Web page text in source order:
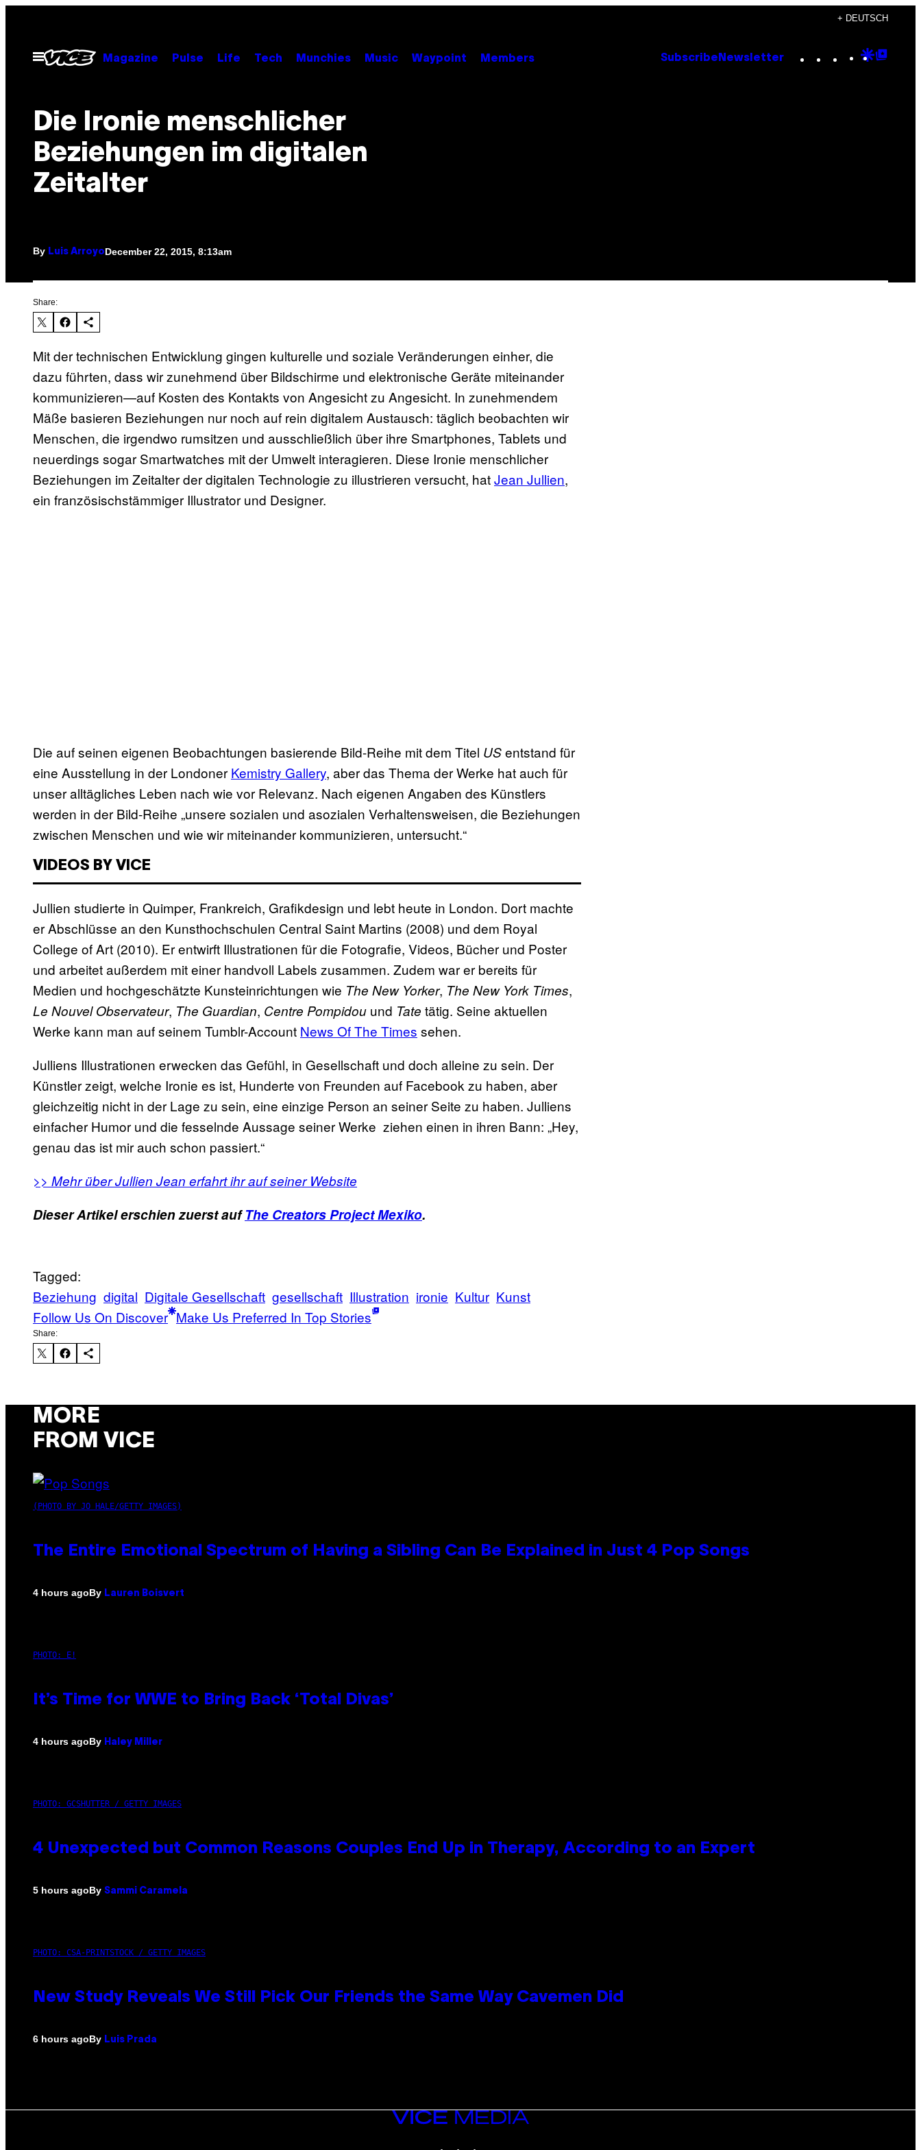
content
+ DEUTSCH
Open
Menu
Magazine Pulse Life Tech Munchies Music Waypoint Members Subscribe Newsletter Instagram
TikTok
YouTube
Google
Die Ironie menschlicher
Beziehungen im digitalen
Zeitalter
By Luis ArroyoDecember 22, 2015, 8:13am
Share:
Mit der technischen Entwicklung gingen kulturelle und soziale Veränderungen einher, die
dazu führten, dass wir zunehmend über Bildschirme und elektronische Geräte miteinander
kommunizieren—auf Kosten des Kontakts von Angesicht zu Angesicht. In zunehmendem
Mäße basieren Beziehungen nur noch auf rein digitalem Austausch: täglich beobachten wir
Menschen, die irgendwo rumsitzen und ausschließlich über ihre Smartphones, Tablets und
neuerdings sogar Smartwatches mit der Umwelt interagieren. Diese Ironie menschlicher
Beziehungen im Zeitalter der digitalen Technologie zu illustrieren versucht, hatJean Jullien,
ein französischstämmiger Illustrator und Designer.
Die auf seinen eigenen Beobachtungen basierende Bild-Reihe mit dem Titel USentstand für
eine Ausstellung in der Londoner Kemistry Gallery, aber das Thema der Werke hat auch für
unser alltägliches Leben nach wie vor Relevanz. Nach eigenen Angaben des Künstlers
werden in der Bild-Reihe „unsere sozialen und asozialen Verhaltensweisen, die Beziehungen
zwischen Menschen und wie wir miteinander kommunizieren, untersucht.“
VIDEOS BY VICE
Jullien studierte in Quimper, Frankreich, Grafikdesign und lebt heute in London. Dort machte
er Abschlüsse an den Kunsthochschulen Central Saint Martins (2008) und dem Royal
College of Art (2010). Er entwirft Illustrationen für die Fotografie, Videos, Bücher und Poster
und arbeitet außerdem mit einer handvoll Labels zusammen. Zudem war er bereits für
Medien und hochgeschätzte Kunsteinrichtungen wie The New Yorker, The New York Times,
Le Nouvel Observateur, The Guardian, Centre Pompidou und Tate tätig. Seine aktuellen
Werke kann man auf seinem Tumblr-Account News Of The Times sehen.
Julliens Illustrationen erwecken das Gefühl, in Gesellschaft und doch alleine zu sein. Der
Künstler zeigt, welche Ironie es ist, Hunderte von Freunden auf Facebook zu haben, aber
gleichzeitig nicht in der Lage zu sein, eine einzige Person an seiner Seite zu haben. Julliens
einfacher Humor und die fesselnde Aussage seiner Werke ziehen einen in ihren Bann: „Hey,
genau das ist mir auch schon passiert.“
>> Mehr über Jullien Jean erfahrt ihr auf seiner Website
Dieser Artikel erschien zuerst aufThe Creators Project Mexiko.
Tagged:
Beziehung digital Digitale Gesellschaft gesellschaft Illustration ironie Kultur Kunst
Follow Us On Discover Make Us Preferred In Top Stories
Share:
MORE
FROM VICE
(PHOTO BY JO HALE/GETTY IMAGES)
The Entire Emotional Spectrum of Having a Sibling Can Be Explained in Just 4 Pop Songs
4 hours agoBy Lauren Boisvert
PHOTO: E!
It’s Time for WWE to Bring Back ‘Total Divas’
4 hours agoBy Haley Miller
PHOTO: GCSHUTTER / GETTY IMAGES
4 Unexpected but Common Reasons Couples End Up in Therapy, According to an Expert
5 hours agoBy Sammi Caramela
PHOTO: CSA-PRINTSTOCK / GETTY IMAGES
New Study Reveals We Still Pick Our Friends the Same Way Cavemen Did
6 hours agoBy Luis Prada
VICE
MEDIA